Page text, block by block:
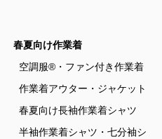
春夏向け作業着
空調服®・ファン付き作業着
作業着アウター・ジャケット
春夏向け長袖作業着シャツ
半袖作業着シャツ・七分袖シ